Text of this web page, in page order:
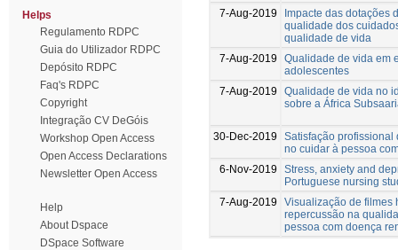
Helps
Regulamento RDPC
Guia do Utilizador RDPC
Depósito RDPC
Faq's RDPC
Copyright
Integração CV DeGóis
Workshop Open Access
Open Access Declarations
Newsletter Open Access
Help
About Dspace
DSpace Software
7-Aug-2019
Impacte das dotações
qualidade dos
qualidade de vida
7-Aug-2019
Qualidade de vida em
adolescentes
7-Aug-2019
Qualidade de vida no
sobre a África
30-Dec-2019
Satisfação profissional
no cuidar à pessoa
6-Nov-2019
Stress, anxiety and
Portuguese nursing
7-Aug-2019
Visualização de filmes
repercussão na
pessoa com doença